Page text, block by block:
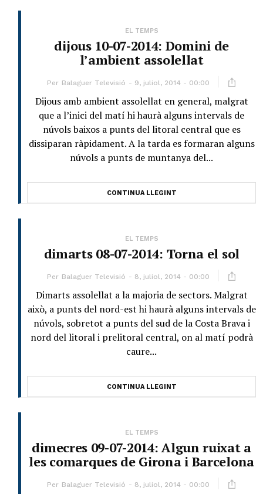
EL TEMPS
dijous 10-07-2014: Domini de
l’ambient assolellat
Per Balaguer Televisió 9, juliol, 2014 - 00:00
Dijous amb ambient assolellat en general, malgrat
que a l’inici del matí hi haurà alguns intervals de
núvols baixos a punts del litoral central que es
dissiparan ràpidament. A la tarda es formaran alguns
núvols a punts de muntanya del...
CONTINUA LLEGINT
EL TEMPS
dimarts 08-07-2014: Torna el sol
Per Balaguer Televisió 8, juliol, 2014 - 00:00
Dimarts assolellat a la majoria de sectors. Malgrat
això, a punts del nord-est hi haurà alguns intervals de
núvols, sobretot a punts del sud de la Costa Brava i
nord del litoral i prelitoral central, on al matí podrà
caure...
CONTINUA LLEGINT
EL TEMPS
dimecres 09-07-2014: Algun ruixat a
les comarques de Girona i Barcelona
Per Balaguer Televisió 8, juliol, 2014 - 00:00